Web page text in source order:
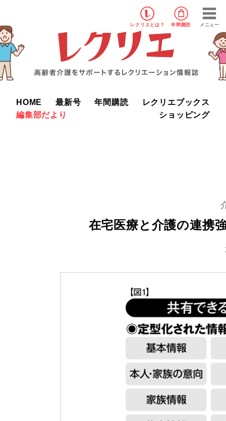
レクリエ とは？ 年間購読 メニュー
HOME 最新号 年間購読
レクリエブックス
編集部だより
ショッピング
在宅医療と介護の連携